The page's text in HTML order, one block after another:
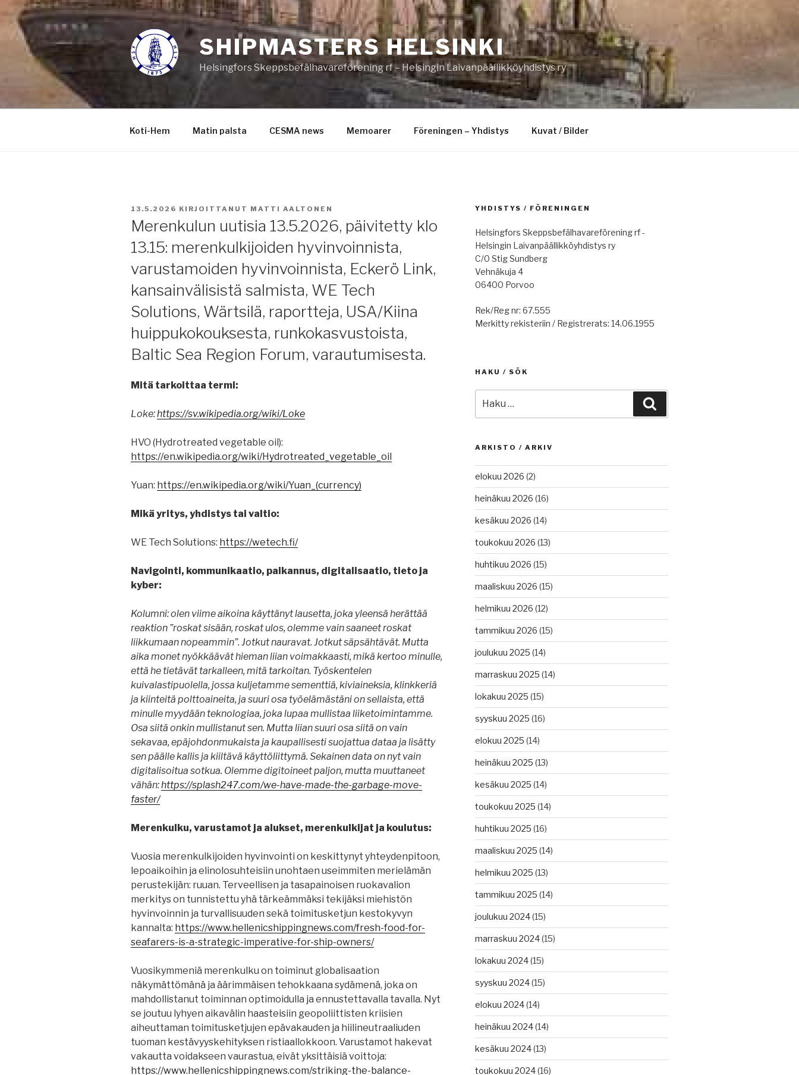
Siirry
sisältöön
SHIPMASTERS HELSINKI
Helsingfors Skeppsbefälhavareförening rf – Helsingin Laivanpäällikköyhdistys ry
Koti-Hem Matin palsta CESMA news Memoarer Föreningen – Yhdistys Kuvat / Bilder
JULKAISTU
13.5.2026 KIRJOITTANUT MATTI AALTONEN
Merenkulun uutisia 13.5.2026, päivitetty klo
13.15: merenkulkijoiden hyvinvoinnista,
varustamoiden hyvinvoinnista, Eckerö Link,
kansainvälisistä salmista, WE Tech
Solutions, Wärtsilä, raportteja, USA/Kiina
huippukokouksesta, runkokasvustoista,
Baltic Sea Region Forum, varautumisesta.
Mitä tarkoittaa termi:
Loke:https://sv.wikipedia.org/wiki/Loke
HVO (Hydrotreated vegetable oil):
https://en.wikipedia.org/wiki/Hydrotreated_vegetable_oil
Yuan: https://en.wikipedia.org/wiki/Yuan_(currency)
Mikä yritys, yhdistys tai valtio:
WE Tech Solutions: https://wetech.fi/
Navigointi, kommunikaatio, paikannus, digitalisaatio, tieto ja
kyber:
Kolumni: olen viime aikoina käyttänyt lausetta, joka yleensä herättää
reaktion ”roskat sisään, roskat ulos, olemme vain saaneet roskat
liikkumaan nopeammin”. Jotkut nauravat. Jotkut säpsähtävät. Mutta
aika monet nyökkäävät hieman liian voimakkaasti, mikä kertoo minulle,
että he tietävät tarkalleen, mitä tarkoitan. Työskentelen
kuivalastipuolella, jossa kuljetamme sementtiä, kiviaineksia, klinkkeriä
ja kiinteitä polttoaineita, ja suuri osa työelämästäni on sellaista, että
minulle myydään teknologiaa, joka lupaa mullistaa liiketoimintamme.
Osa siitä onkin mullistanut sen. Mutta liian suuri osa siitä on vain
sekavaa, epäjohdonmukaista ja kaupallisesti suojattua dataa ja lisätty
sen päälle kallis ja kiiltävä käyttöliittymä. Sekainen data on nyt vain
digitalisoitua sotkua. Olemme digitoineet paljon, mutta muuttaneet
vähän:https://splash247.com/we-have-made-the-garbage-move-
faster/
Merenkulku, varustamot ja alukset, merenkulkijat ja koulutus:
Vuosia merenkulkijoiden hyvinvointi on keskittynyt yhteydenpitoon,
lepoaikoihin ja elinolosuhteisiin unohtaen useimmiten merielämän
perustekijän: ruuan. Terveellisen ja tasapainoisen ruokavalion
merkitys on tunnistettu yhä tärkeämmäksi tekijäksi miehistön
hyvinvoinnin ja turvallisuuden sekä toimitusketjun kestokyvyn
kannalta: https://www.hellenicshippingnews.com/fresh-food-for-
seafarers-is-a-strategic-imperative-for-ship-owners/
Vuosikymmeniä merenkulku on toiminut globalisaation
näkymättömänä ja äärimmäisen tehokkaana sydämenä, joka on
mahdollistanut toiminnan optimoidulla ja ennustettavalla tavalla. Nyt
se joutuu lyhyen aikavälin haasteisiin geopoliittisten kriisien
aiheuttaman toimitusketjujen epävakauden ja hiilineutraaliuden
tuoman kestävyyskehityksen ristiaallokkoon. Varustamot hakevat
vakautta voidakseen vaurastua, eivät yksittäisiä voittoja:
https://www.hellenicshippingnews.com/striking-the-balance-
YHDISTYS / FÖRENINGEN
Helsingfors Skeppsbefälhavareförening rf -
Helsingin Laivanpäällikköyhdistys ry
C/0 Stig Sundberg
Vehnäkuja 4
06400 Porvoo
Rek/Reg nr: 67.555
Merkitty rekisteriin / Registrerats: 14.06.1955
HAKU / SÖK
ARKISTO / ARKIV
elokuu 2026 (2)
heinäkuu 2026 (16)
kesäkuu 2026 (14)
toukokuu 2026 (13)
huhtikuu 2026 (15)
maaliskuu 2026 (15)
helmikuu 2026 (12)
tammikuu 2026 (15)
joulukuu 2025 (14)
marraskuu 2025 (14)
lokakuu 2025 (15)
syyskuu 2025 (16)
elokuu 2025 (14)
heinäkuu 2025 (13)
kesäkuu 2025 (14)
toukokuu 2025 (14)
huhtikuu 2025 (16)
maaliskuu 2025 (14)
helmikuu 2025 (13)
tammikuu 2025 (14)
joulukuu 2024(15)
marraskuu 2024(15)
lokakuu 2024(15)
syyskuu 2024(15)
elokuu 2024(14)
heinäkuu 2024(14)
kesäkuu 2024(13)
toukokuu 2024(16)